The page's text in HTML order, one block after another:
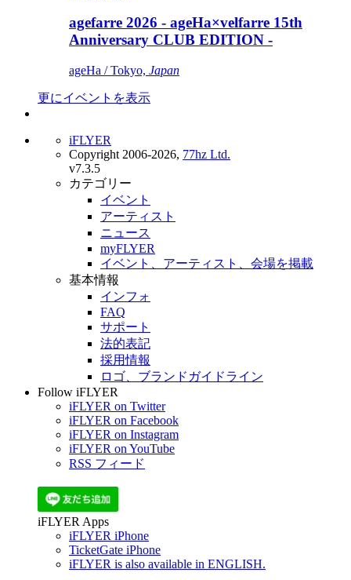
agefarre 2026 - ageHa×velfarre 15th
Anniversary CLUB EDITION -
ageHa / Tokyo, Japan
更にイベントを表示
iFLYER
Copyright 2006-2026, 77hz Ltd.
v7.3.5
カテゴリー
イベント
アーティスト
ニュース
myFLYER
イベント、アーティスト、会場を掲載
基本情報
インフォ
FAQ
サポート
法的表記
採用情報
ロゴ、ブランドガイドライン
Follow iFLYER
iFLYER on Twitter
iFLYER on Facebook
iFLYER on Instagram
iFLYER on YouTube
RSS フィード
iFLYER Apps
iFLYER iPhone
TicketGate iPhone
iFLYER is also available in ENGLISH.